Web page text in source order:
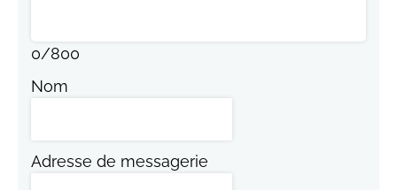
0/800
Nom
Adresse de messagerie